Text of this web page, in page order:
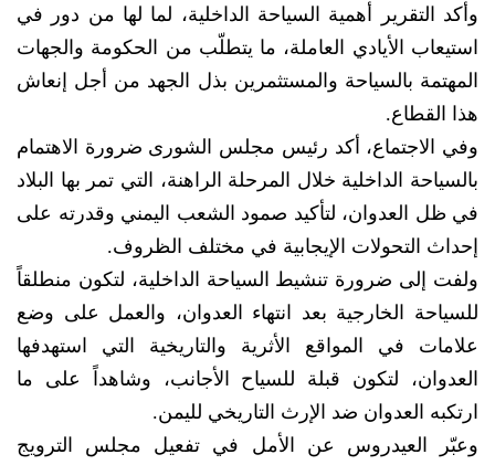
وأكد التقرير أهمية السياحة الداخلية، لما لها من دور في
استيعاب الأيادي العاملة، ما يتطلّب من الحكومة والجهات
المهتمة بالسياحة والمستثمرين بذل الجهد من أجل إنعاش
هذا القطاع.
وفي الاجتماع، أكد رئيس مجلس الشورى ضرورة الاهتمام
بالسياحة الداخلية خلال المرحلة الراهنة، التي تمر بها البلاد
في ظل العدوان، لتأكيد صمود الشعب اليمني وقدرته على
إحداث التحولات الإيجابية في مختلف الظروف.
ولفت إلى ضرورة تنشيط السياحة الداخلية، لتكون منطلقاً
للسياحة الخارجية بعد انتهاء العدوان، والعمل على وضع
علامات في المواقع الأثرية والتاريخية التي استهدفها
العدوان، لتكون قبلة للسياح الأجانب، وشاهداً على ما
ارتكبه العدوان ضد الإرث التاريخي لليمن.
وعبّر العيدروس عن الأمل في تفعيل مجلس الترويج